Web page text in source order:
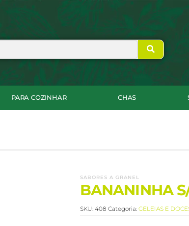
PARA COZINHAR CHAS
SABORES A GRANEL
BANANINHA
SKU: 408 Categoria: GELEIAS E